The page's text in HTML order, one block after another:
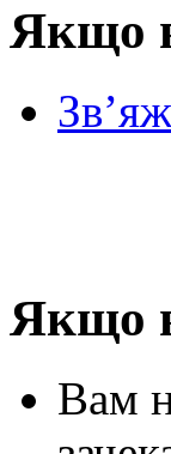
Якщо
Якщо
Вам